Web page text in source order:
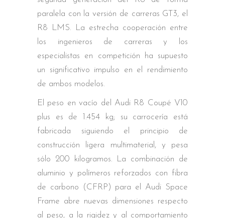
paralela con la versión de carreras GT3, el
R8 LMS. La estrecha cooperación entre
los ingenieros de carreras y los
especialistas en competición ha supuesto
un significativo impulso en el rendimiento
de ambos modelos.
El peso en vacío del Audi R8 Coupé V10
plus es de 1.454 kg; su carrocería está
fabricada siguiendo el principio de
construcción ligera multimaterial, y pesa
sólo 200 kilogramos. La combinación de
aluminio y polímeros reforzados con fibra
de carbono (CFRP) para el Audi Space
Frame abre nuevas dimensiones respecto
al peso, a la rigidez y al comportamiento